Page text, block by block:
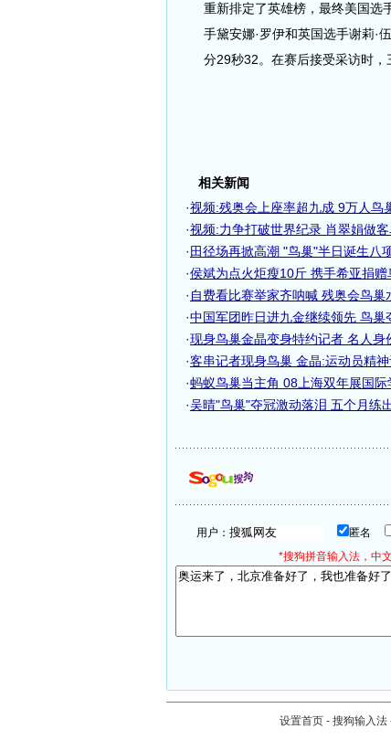
重新排定了英雄榜，最终美国选
手黛安娜·罗伊和英国选手谢莉·
分29秒32。在赛后接受采访时，
相关新闻
·视频:残奥会上座率超九成 9万人鸟
·视频:力争打破世界纪录 肖翠娟做
· 田径场再掀高潮 "鸟巢"半日诞生八
·侯斌为点火炬瘦10斤 携手希亚捐赠
· 自费看比赛举家齐呐喊 残奥会鸟巢
·中国军团昨日进九金继续领先 鸟巢
·现身鸟巢金晶变身特约记者 名人身
·客串记者现身鸟巢 金晶:运动员精
·蚂蚁鸟巢当主角 08上海双年展国际
·吴晴"鸟巢"夺冠激动落泪 五个月练
用户： 匿名
*搜狗拼音输入法，中
设置首页 - 搜狗输入法